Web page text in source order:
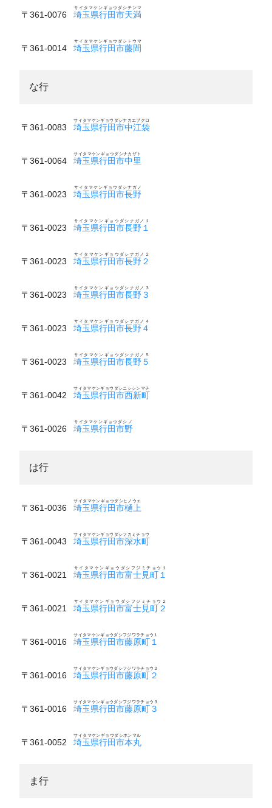
〒361-0076 埼玉県行田市天満
サイタマケンギョウダシテンマ
〒361-0014 埼玉県行田市藤間
サイタマケンギョウダシトウマ
な行
〒361-0083 埼玉県行田市中江袋
サイタマケンギョウダシナカエブクロ
〒361-0064 埼玉県行田市中里
サイタマケンギョウダシナカザト
〒361-0023 埼玉県行田市長野
サイタマケンギョウダシナガノ
〒361-0023 埼玉県行田市長野１
サイタマケンギョウダシナガノ１
〒361-0023 埼玉県行田市長野２
サイタマケンギョウダシナガノ２
〒361-0023 埼玉県行田市長野３
サイタマケンギョウダシナガノ３
〒361-0023 埼玉県行田市長野４
サイタマケンギョウダシナガノ４
〒361-0023 埼玉県行田市長野５
サイタマケンギョウダシナガノ５
〒361-0042 埼玉県行田市西新町
サイタマケンギョウダシニシシンマチ
〒361-0026 埼玉県行田市野
サイタマケンギョウダシノ
は行
〒361-0036 埼玉県行田市樋上
サイタマケンギョウダシヒノウエ
〒361-0043 埼玉県行田市深水町
サイタマケンギョウダシフカミチョウ
〒361-0021 埼玉県行田市富士見町１
サイタマケンギョウダシフジミチョウ１
〒361-0021 埼玉県行田市富士見町２
サイタマケンギョウダシフジミチョウ２
〒361-0016 埼玉県行田市藤原町１
サイタマケンギョウダシフジワラチョウ１
〒361-0016 埼玉県行田市藤原町２
サイタマケンギョウダシフジワラチョウ２
〒361-0016 埼玉県行田市藤原町３
サイタマケンギョウダシフジワラチョウ３
〒361-0052 埼玉県行田市本丸
サイタマケンギョウダシホンマル
ま行